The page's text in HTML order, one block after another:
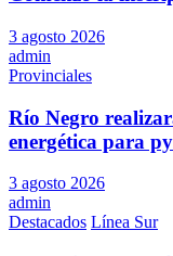
3 agosto 2026
admin
Provinciales
Río Negro
energética para
3 agosto 2026
admin
Destacados Línea Sur